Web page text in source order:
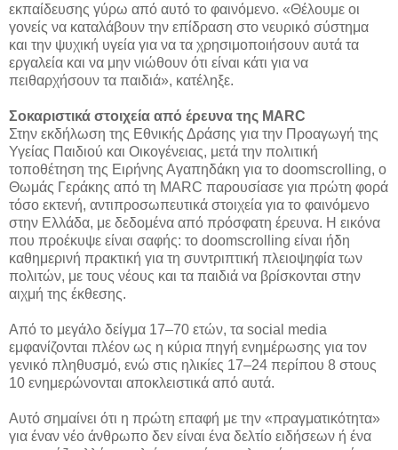
εκπαίδευσης γύρω από αυτό το φαινόμενο. «Θέλουμε οι
γονείς να καταλάβουν την επίδραση στο νευρικό σύστημα
και την ψυχική υγεία για να τα χρησιμοποιήσουν αυτά τα
εργαλεία και να μην νιώθουν ότι είναι κάτι για να
πειθαρχήσουν τα παιδιά», κατέληξε.
Σοκαριστικά στοιχεία από έρευνα της MARC
Στην εκδήλωση της Εθνικής Δράσης για την Προαγωγή της
Υγείας Παιδιού και Οικογένειας, μετά την πολιτική
τοποθέτηση της Ειρήνης Αγαπηδάκη για το doomscrolling, ο
Θωμάς Γεράκης από τη MARC παρουσίασε για πρώτη φορά
τόσο εκτενή, αντιπροσωπευτικά στοιχεία για το φαινόμενο
στην Ελλάδα, με δεδομένα από πρόσφατη έρευνα. Η εικόνα
που προέκυψε είναι σαφής: το doomscrolling είναι ήδη
καθημερινή πρακτική για τη συντριπτική πλειοψηφία των
πολιτών, με τους νέους και τα παιδιά να βρίσκονται στην
αιχμή της έκθεσης.
Από το μεγάλο δείγμα 17–70 ετών, τα social media
εμφανίζονται πλέον ως η κύρια πηγή ενημέρωσης για τον
γενικό πληθυσμό, ενώ στις ηλικίες 17–24 περίπου 8 στους
10 ενημερώνονται αποκλειστικά από αυτά.
Αυτό σημαίνει ότι η πρώτη επαφή με την «πραγματικότητα»
για έναν νέο άνθρωπο δεν είναι ένα δελτίο ειδήσεων ή ένα